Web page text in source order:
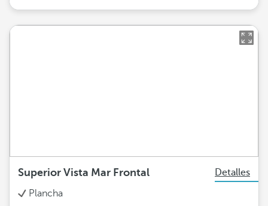
Superior Vista Mar Frontal
Detalles
Plancha